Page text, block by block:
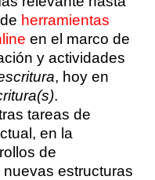
herramientas
en el marco de
y actividades
, hoy en
.
tareas de
en la
de
estructuras